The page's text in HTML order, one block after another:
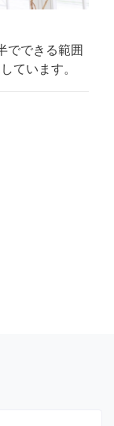
でできる範囲
ています。